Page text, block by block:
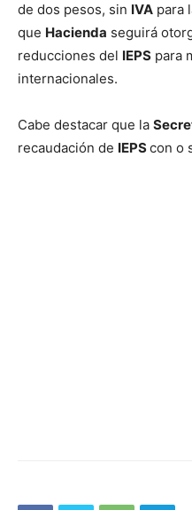
de dos pesos, sin IVA para
que Hacienda seguirá
reducciones del IEPS para
internacionales.
Cabe destacar que la
recaudación de IEPScon o